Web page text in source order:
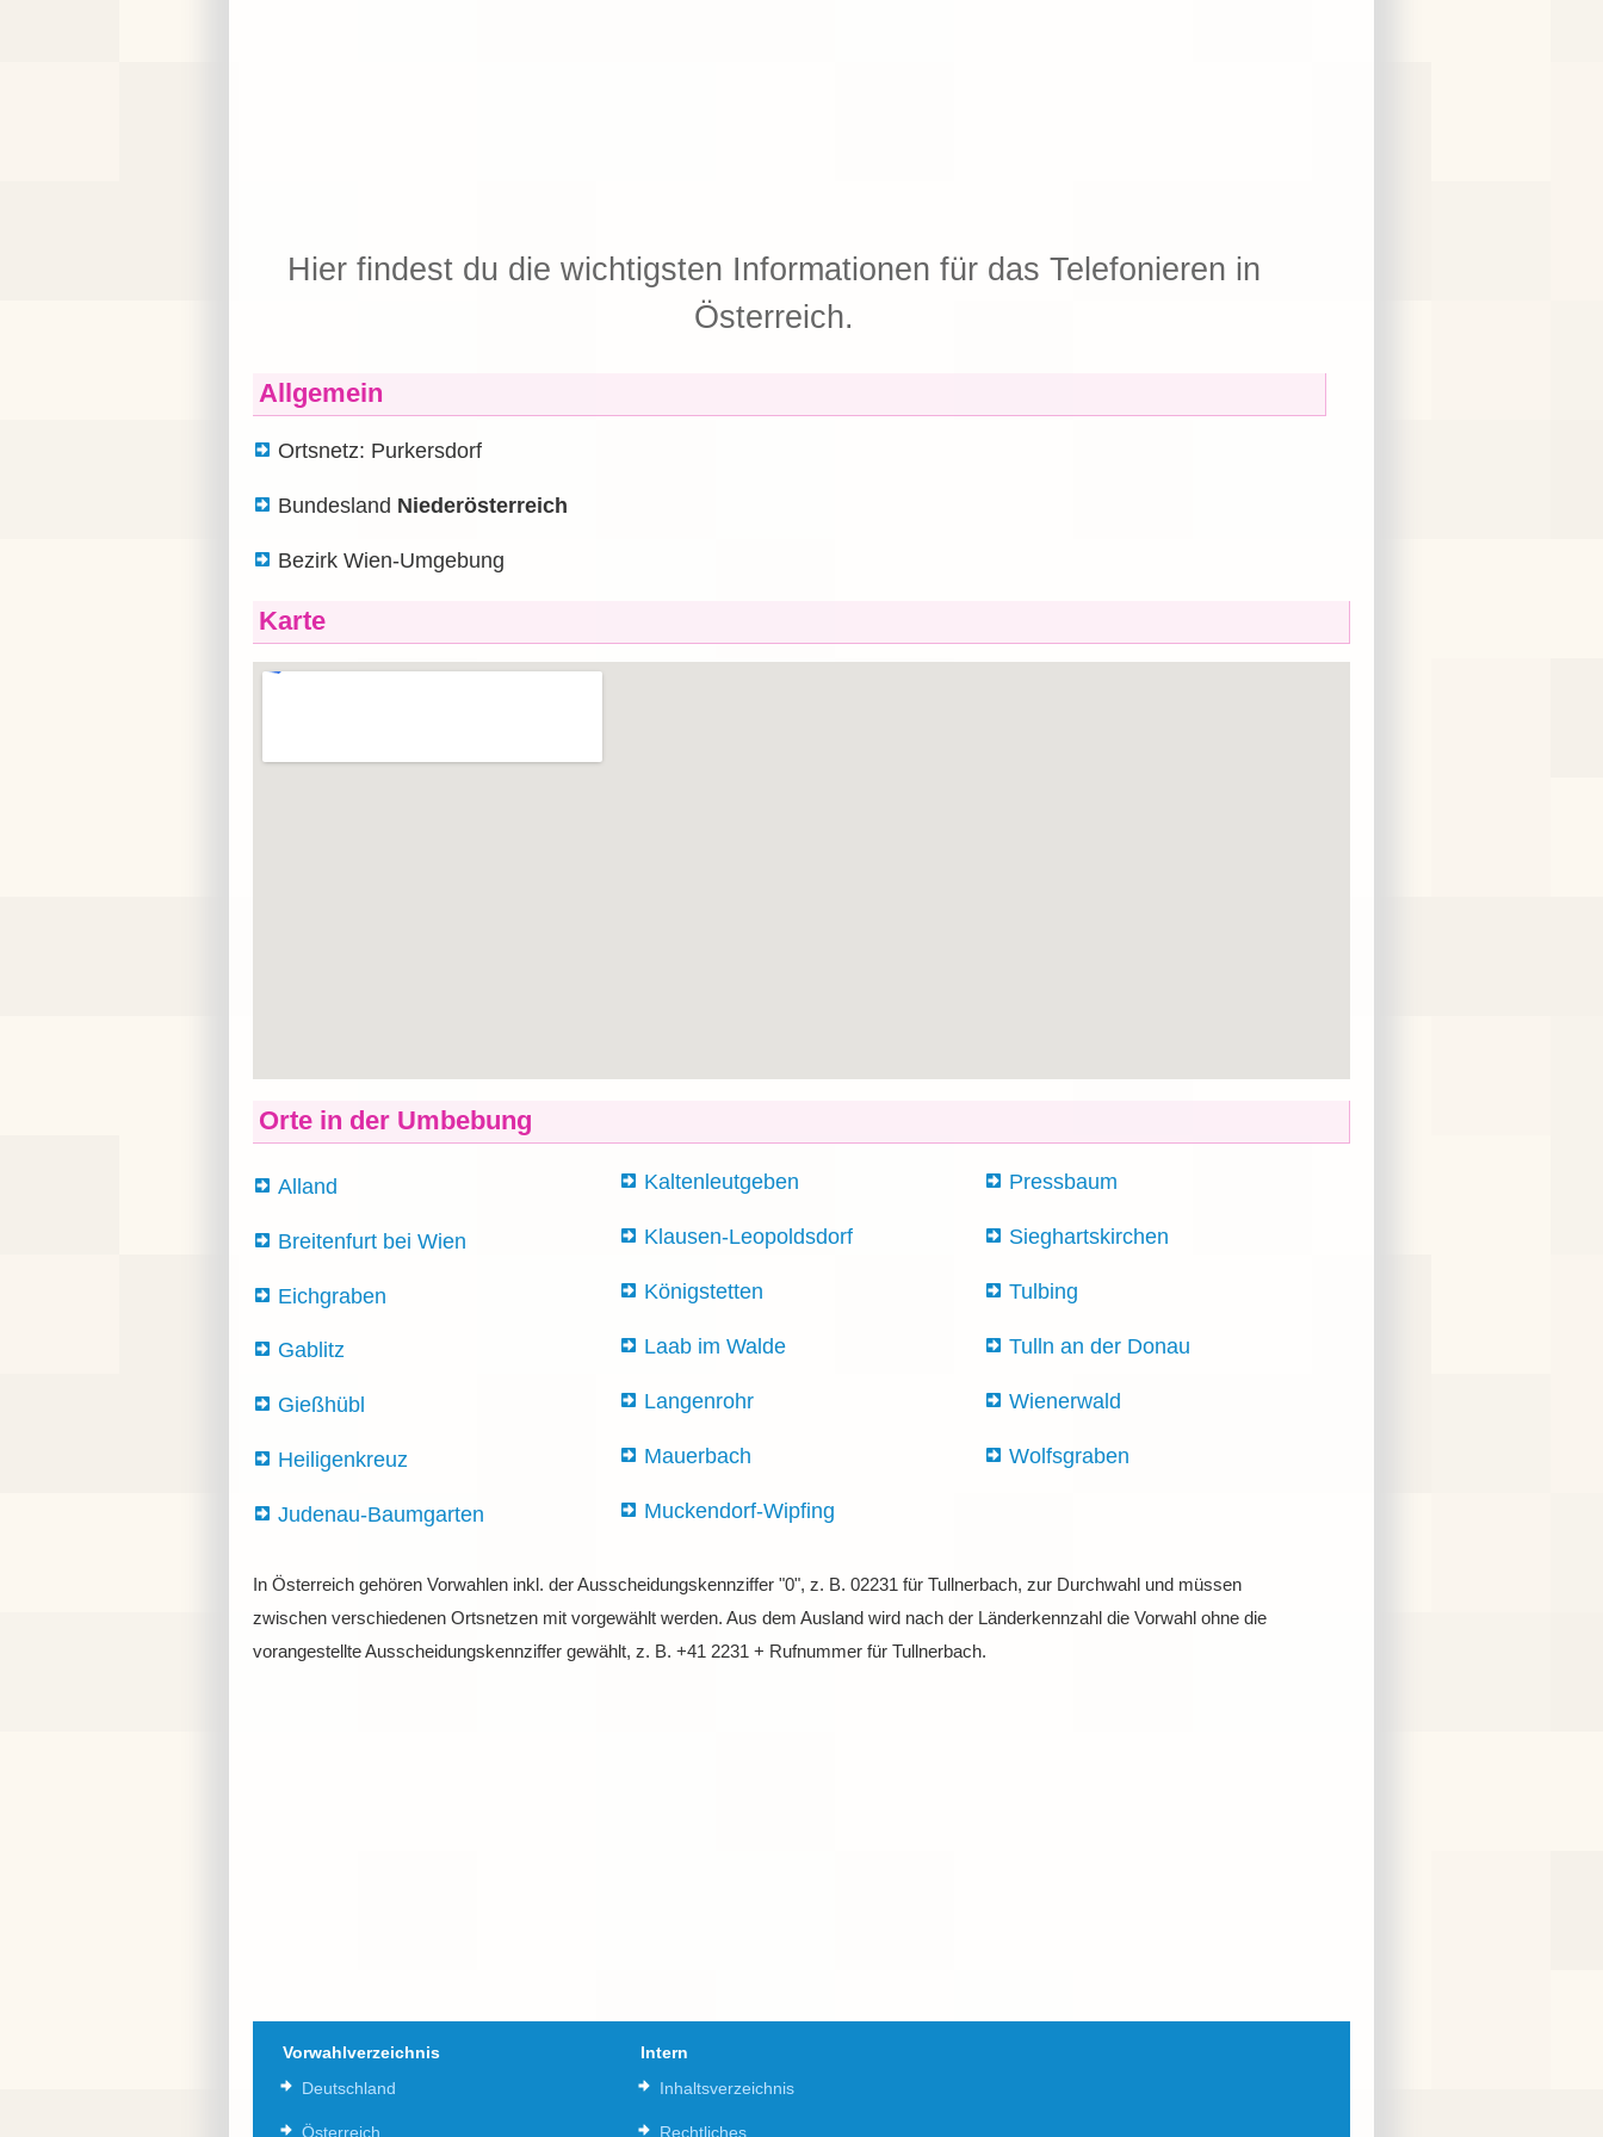
Hier findest du die wichtigsten Informationen für das Telefonieren in
Österreich.
Allgemein
Ortsnetz: Purkersdorf
Bundesland Niederösterreich
Bezirk Wien-Umgebung
Karte
Orte in der Umbebung
Alland
Breitenfurt bei Wien
Eichgraben
Gablitz
Gießhübl
Heiligenkreuz
Judenau-Baumgarten
Kaltenleutgeben
Klausen-Leopoldsdorf
Königstetten
Laab im Walde
Langenrohr
Mauerbach
Muckendorf-Wipfing
Pressbaum
Sieghartskirchen
Tulbing
Tulln an der Donau
Wienerwald
Wolfsgraben
In Österreich gehören Vorwahlen inkl. der Ausscheidungskennziffer "0", z. B. 02231 für Tullnerbach, zur Durchwahl und müssen
zwischen verschiedenen Ortsnetzen mit vorgewählt werden. Aus dem Ausland wird nach der Länderkennzahl die Vorwahl ohne die
vorangestellte Ausscheidungskennziffer gewählt, z. B. +41 2231 + Rufnummer für Tullnerbach.
Vorwahlverzeichnis
Deutschland
Österreich
Intern
Inhaltsverzeichnis
Rechtliches